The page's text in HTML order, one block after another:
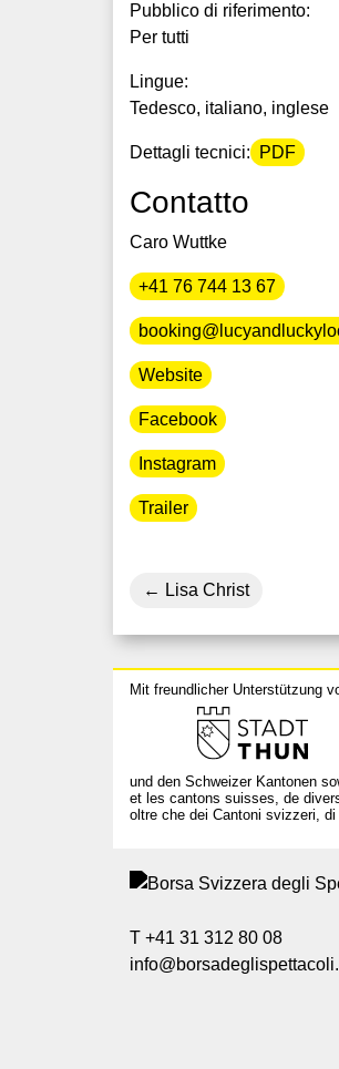
Pubblico di riferimento:
Per tutti
Lingue:
Tedesco, italiano, inglese
Dettagli tecnici: PDF
Contatto
Caro Wuttke
+41 76 744 13 67
Website
Facebook
Instagram
Trailer
Lisa Christ
Mit freundlicher Unterstützung
und den Schweizer Kantonen
et les cantons suisses, de
oltre che dei Cantoni svizzeri,
T +41 31 312 80 08